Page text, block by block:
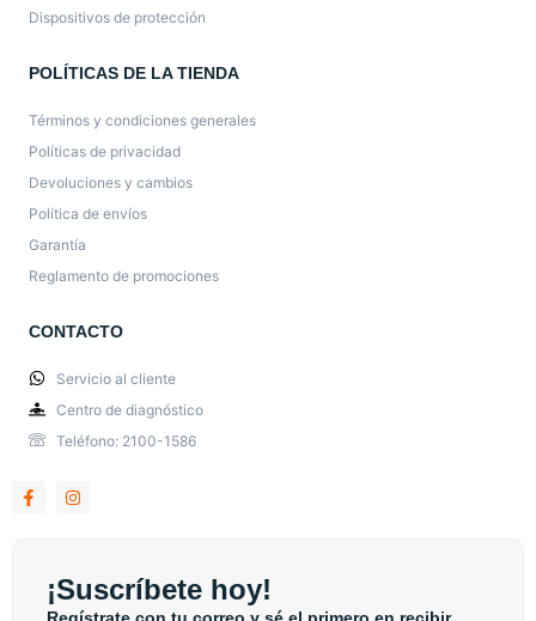
Dispositivos de protección
POLÍTICAS DE LA TIENDA
Términos y condiciones generales
Políticas de privacidad
Devoluciones y cambios
Política de envíos
Garantía
Reglamento de promociones
CONTACTO
Servicio al cliente
Centro de diagnóstico
Teléfono: 2100-1586
¡Suscríbete hoy!